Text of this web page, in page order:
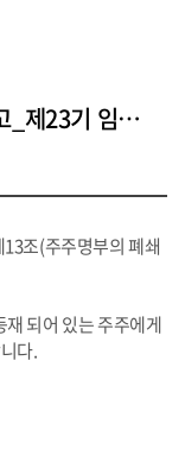
주주명부의 폐쇄 및 기준일 설정 공고_제23기 임시주주총회
조(주주명부의 폐쇄
되어 있는 주주에게
다.